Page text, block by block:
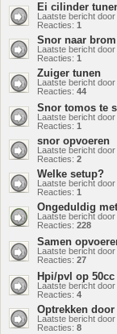
Ei cilinder
Laatste bericht door
Reacties: 1
Snor naar
Laatste bericht door
Reacties: 1
Zuiger tunen
Laatste bericht door
Reacties: 44
Snor tomos te
Laatste bericht door
Reacties: 1
snor opvoeren
Laatste bericht door
Reacties: 2
Welke setup?
Laatste bericht door
Reacties: 1
Ongeduldig
Laatste bericht door
Reacties: 228
Samen
Laatste bericht door
Reacties: 27
Hpi/pvl op 50cc
Laatste bericht door
Reacties: 4
Optrekken
Laatste bericht door
Reacties: 8